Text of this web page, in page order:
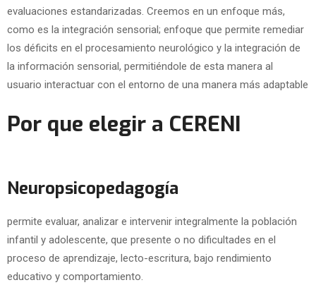
evaluaciones estandarizadas. Creemos en un enfoque más,
como es la integración sensorial; enfoque que permite remediar
los déficits en el procesamiento neurológico y la integración de
la información sensorial, permitiéndole de esta manera al
usuario interactuar con el entorno de una manera más adaptable
Por que elegir a CERENI
Neuropsicopedagogía
permite evaluar, analizar e intervenir integralmente la población
infantil y adolescente, que presente o no dificultades en el
proceso de aprendizaje, lecto-escritura, bajo rendimiento
educativo y comportamiento.